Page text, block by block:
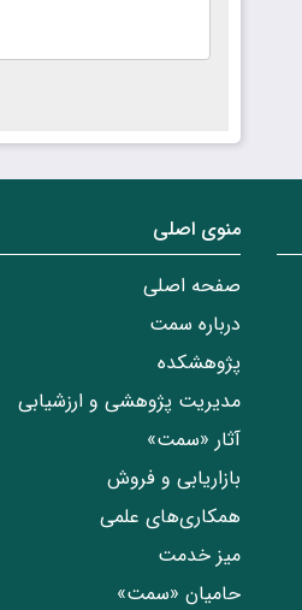
منوی اصلی
صفحه اصلی
درباره سمت
پژوهشکده
مدیریت پژوهشی و ارزشیابی
آثار «سمت»
بازاریابی و فروش
همکاری‌های علمی
میز خدمت
حامیان «سمت»